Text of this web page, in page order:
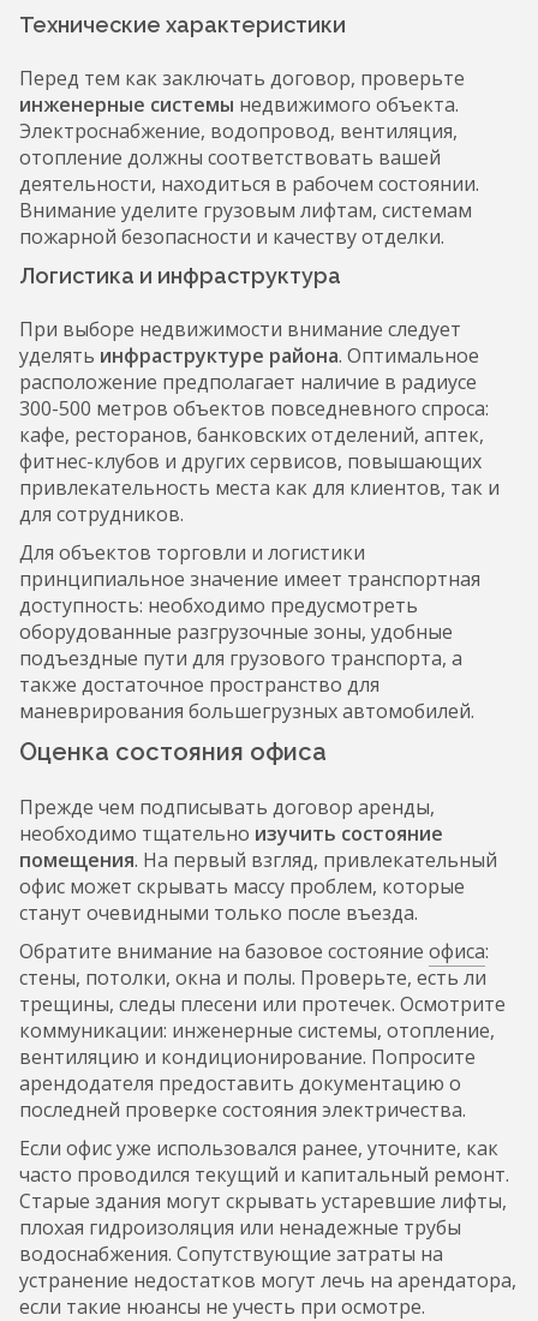
Технические характеристики
Перед тем как заключать договор, проверьте
инженерные системы недвижимого объекта.
Электроснабжение, водопровод, вентиляция,
отопление должны соответствовать вашей
деятельности, находиться в рабочем состоянии.
Внимание уделите грузовым лифтам, системам
пожарной безопасности и качеству отделки.
Логистика и инфраструктура
При выборе недвижимости внимание следует
уделять инфраструктуре района. Оптимальное
расположение предполагает наличие в радиусе
300-500 метров объектов повседневного спроса:
кафе, ресторанов, банковских отделений, аптек,
фитнес-клубов и других сервисов, повышающих
привлекательность места как для клиентов, так и
для сотрудников.
Для объектов торговли и логистики
принципиальное значение имеет транспортная
доступность: необходимо предусмотреть
оборудованные разгрузочные зоны, удобные
подъездные пути для грузового транспорта, а
также достаточное пространство для
маневрирования большегрузных автомобилей.
Оценка состояния офиса
Прежде чем подписывать договор аренды,
необходимо тщательно изучить состояние
помещения. На первый взгляд, привлекательный
офис может скрывать массу проблем, которые
станут очевидными только после въезда.
Обратите внимание на базовое состояние офиса:
стены, потолки, окна и полы. Проверьте, есть ли
трещины, следы плесени или протечек. Осмотрите
коммуникации: инженерные системы, отопление,
вентиляцию и кондиционирование. Попросите
арендодателя предоставить документацию о
последней проверке состояния электричества.
Если офис уже использовался ранее, уточните, как
часто проводился текущий и капитальный ремонт.
Старые здания могут скрывать устаревшие лифты,
плохая гидроизоляция или ненадежные трубы
водоснабжения. Сопутствующие затраты на
устранение недостатков могут лечь на арендатора,
если такие нюансы не учесть при осмотре.